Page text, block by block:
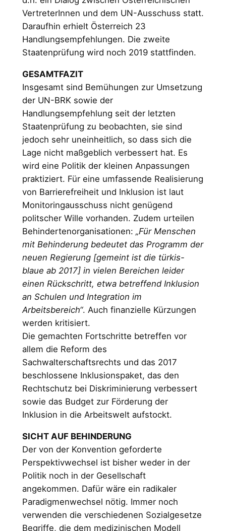
VertreterInnen und dem UN-Ausschuss statt.
Daraufhin erhielt Österreich 23
Handlungsempfehlungen. Die zweite
Staatenprüfung wird noch 2019 stattfinden.
GESAMTFAZIT
Insgesamt sind Bemühungen zur Umsetzung
der UN-BRK sowie der
Handlungsempfehlung seit der letzten
Staatenprüfung zu beobachten, sie sind
jedoch sehr uneinheitlich, so dass sich die
Lage nicht maßgeblich verbessert hat. Es
wird eine Politik der kleinen Anpassungen
praktiziert. Für eine umfassende Realisierung
von Barrierefreiheit und Inklusion ist laut
Monitoringausschuss nicht genügend
politscher Wille vorhanden. Zudem urteilen
Behindertenorganisationen: „Für Menschen
mit Behinderung bedeutet das Programm der
neuen Regierung [gemeint ist die türkis-
blaue ab 2017] in vielen Bereichen leider
einen Rückschritt, etwa betreffend Inklusion
an Schulen und Integration im
Arbeitsbereich“. Auch finanzielle Kürzungen
werden kritisiert.
Die gemachten Fortschritte betreffen vor
allem die Reform des
Sachwalterschaftsrechts und das 2017
beschlossene Inklusionspaket, das den
Rechtschutz bei Diskriminierung verbessert
sowie das Budget zur Förderung der
Inklusion in die Arbeitswelt aufstockt.
SICHT AUF BEHINDERUNG
Der von der Konvention geforderte
Perspektivwechsel ist bisher weder in der
Politik noch in der Gesellschaft
angekommen. Dafür wäre ein radikaler
Paradigmenwechsel nötig. Immer noch
verwenden die verschiedenen Sozialgesetze
Begriffe, die dem medizinischen Modell